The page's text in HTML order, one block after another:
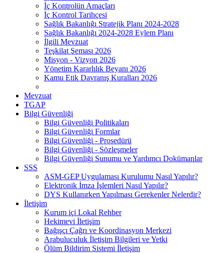
İç Kontrolün Amaçları
İç Kontrol Tarihçesi
Sağlık Bakanlığı Stratejik Planı 2024-2028
Sağlık Bakanlığı 2024-2028 Eylem Planı
İlgili Mevzuat
Teşkilat Şeması 2026
Misyon - Vizyon 2026
Yönetim Kararlılık Beyanı 2026
Kamu Etik Davranış Kuralları 2026
Mevzuat
TGAP
Bilgi Güvenliği
Bilgi Güvenliği Politikaları
Bilgi Güvenliği Formlar
Bilgi Güvenliği - Prosedürü
Bilgi Güvenliği - Sözleşmeler
Bilgi Güvenliği Sunumu ve Yardımcı Dokümanlar
SSS
ASM-GEP Uygulaması Kurulumu Nasıl Yapılır?
Elektronik İmza İşlemleri Nasıl Yapılır?
DYS Kullanırken Yapılması Gerekenler Nelerdir?
İletişim
Kurum içi Lokal Rehber
Hekimevi İletişim
Bağışçı Çağrı ve Koordinasyon Merkezi
Arabuluculuk İletişim Bilgileri ve Yetki
Ölüm Bildirim Sistemi İletişim